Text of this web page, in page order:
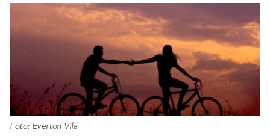
Foto: Everton Vila